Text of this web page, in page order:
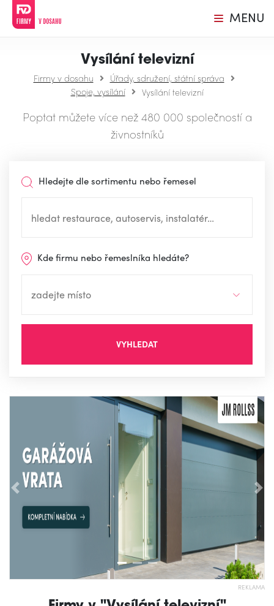
MENU
Vysílání televizní
Firmy v dosahu
Úřady, sdružení, státní správa
Spoje, vysílání
Vysílání televizní
Poptat můžete více než 480 000 společností a
živnostníků
Hledejte dle sortimentu nebo řemesel
Kde firmu nebo řemeslníka hledáte?
VYHLEDAT
Předchozí
REKLAMA